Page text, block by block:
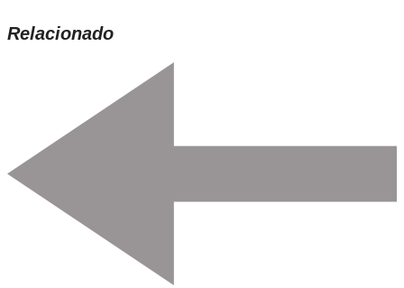
Relacionado